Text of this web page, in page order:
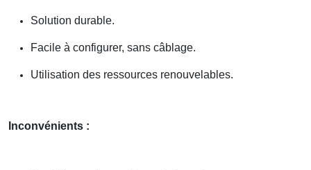
Solution durable.
Facile à configurer, sans câblage.
Utilisation des ressources renouvelables.
Inconvénients :